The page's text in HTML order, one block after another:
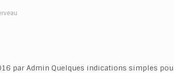
par Admin Quelques indications simples